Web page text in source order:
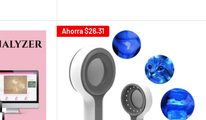
Ahorra$26.31